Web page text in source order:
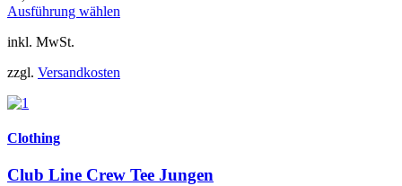
Ausführung wählen
inkl. MwSt.
zzgl. Versandkosten
Clothing
Club Line Crew Tee Jungen